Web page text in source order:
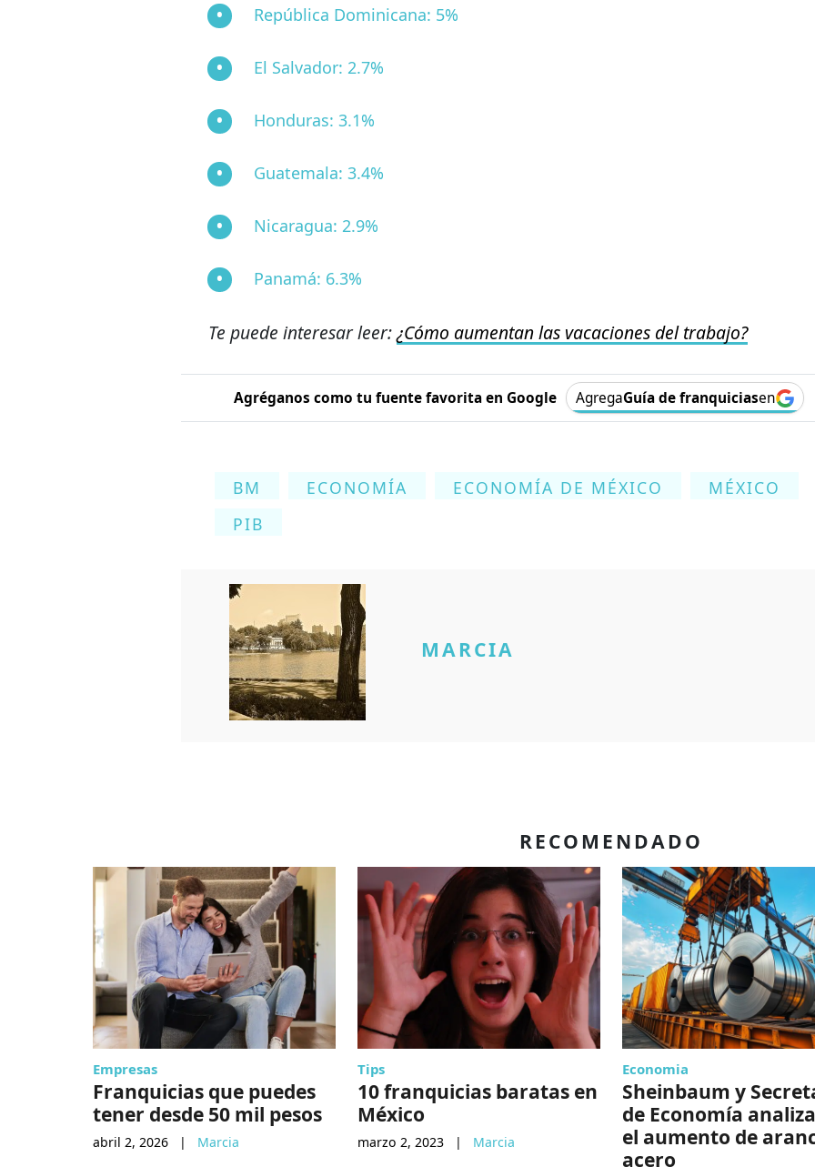
República Dominicana: 5%
El Salvador: 2.7%
Honduras: 3.1%
Guatemala: 3.4%
Nicaragua: 2.9%
Panamá: 6.3%
Te puede interesar leer:¿Cómo aumentan las vacaciones del trabajo?
Agréganos como tu fuente favorita en Google AgregaGuía de franquiciasen
BM ECONOMÍA ECONOMÍA DE MÉXICO
MÉXICO
PIB
MARCIA
RECOMENDADO
Empresas
Franquicias que puedes
tener desde 50 mil pesos
abril 2, 2026 | Marcia
Tips
10 franquicias baratas en
México
marzo 2, 2023 | Marcia
Economia
Sheinbaum y
de Economía
el aumento de
acero